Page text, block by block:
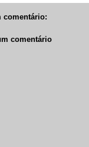
comentário:
comentário